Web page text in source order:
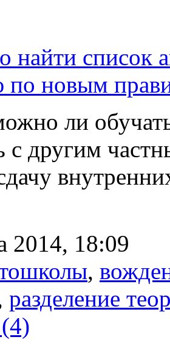
найти список
новым
ли
с другим
2014, 18:09
,
разделение
(4)